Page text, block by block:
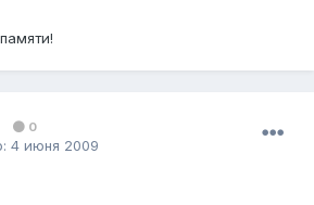
0
4 июня 2009